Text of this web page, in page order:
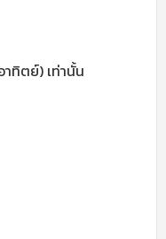
าทิตย์) เท่านั้น